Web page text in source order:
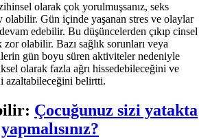
olarak çok yorulmuşsanız, seks
olabilir. Gün içinde yaşanan stres ve olaylar
edebilir. Bu düşüncelerden çıkıp cinsel
olabilir. Bazı sağlık sorunları veya
gün boyu süren aktiviteler nedeniyle
olarak fazla ağrı hissedebileceğini ve
azaltabileceğini belirtti.
Çocuğunuz sizi yatakta